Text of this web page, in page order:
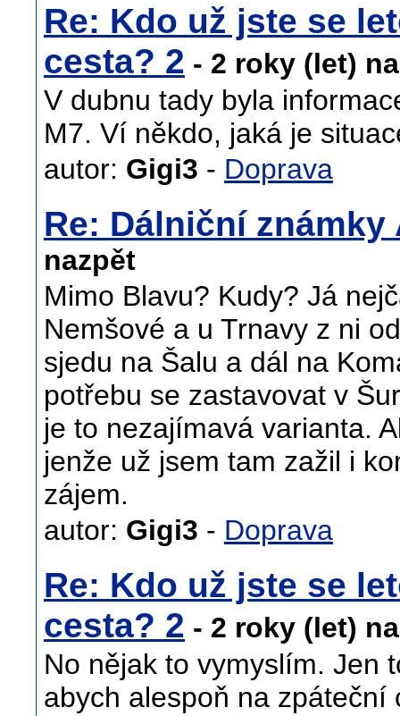
Re: Kdo už jste se
cesta? 2 - 2 roky (let)
V dubnu tady byla
M7. Ví někdo, jaká je
autor: Gigi3 - Doprava
Re: Dálniční známky
nazpět
Mimo Blavu? Kudy? Já
Nemšové a u Trnavy z ni
sjedu na Šalu a dál na
potřebu se zastavovat v
je to nezajímavá varianta.
jenže už jsem tam zažil i
zájem.
autor: Gigi3 - Doprava
Re: Kdo už jste se
cesta? 2 - 2 roky (let)
No nějak to vymyslím. Jen
abych alespoň na zpáteční